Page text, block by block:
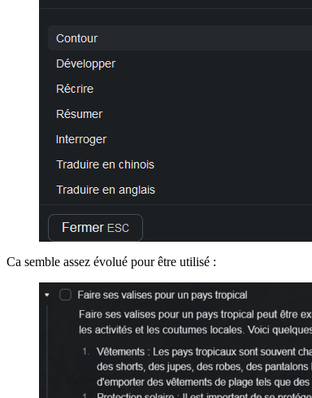
Ca semble assez évolué pour être utilisé :